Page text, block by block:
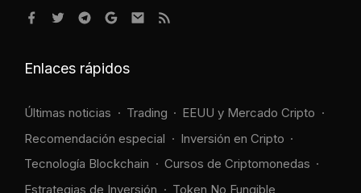
Enlaces rápidos
Últimas noticias Trading
EEUU y Mercado Cripto
Recomendación especial
Inversión en Cripto
Tecnología Blockchain
Cursos de Criptomonedas
Estrategias de Inversión
Token No Fungible